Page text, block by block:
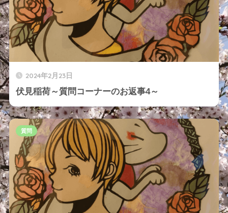
2024年2月23日
伏見稲荷～質問コーナーのお返事4～
質問